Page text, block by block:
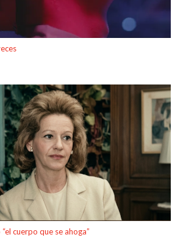
cuerpo que se ahoga”